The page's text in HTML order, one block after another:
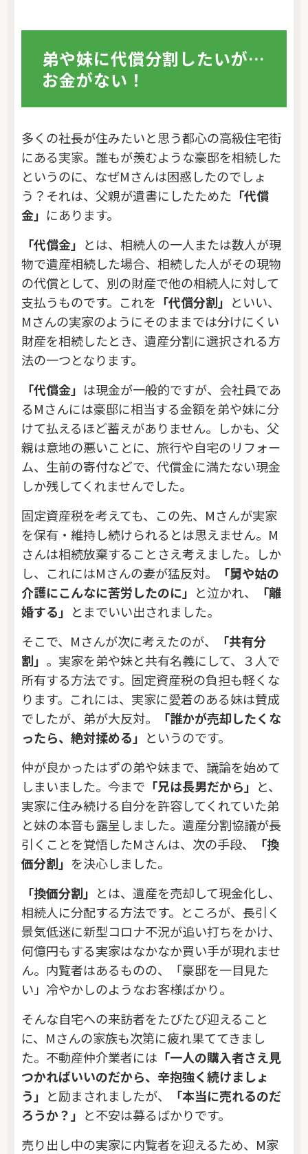
弟や妹に代償分割したいが…
お金がない！
多くの社長が住みたいと思う都心の高級住宅街
にある実家。誰もが羨むような豪邸を相続した
というのに、なぜMさんは困惑したのでしょ
う？それは、父親が遺書にしたためた 「代償
金」 にあります。
「代償金」 とは、相続人の一人または数人が現
物で遺産相続した場合、相続した人がその現物
の代償として、別の財産で他の相続人に対して
支払うものです。これを 「代償分割」 といい、
Mさんの実家のようにそのままでは分けにくい
財産を相続したとき、遺産分割に選択される方
法の一つとなります。
「代償金」 は現金が一般的ですが、会社員であ
るMさんには豪邸に相当する金額を弟や妹に分
けて払えるほど蓄えがありません。しかも、父
親は意地の悪いことに、旅行や自宅のリフォー
ム、生前の寄付などで、代償金に満たない現金
しか残してくれませんでした。
固定資産税を考えても、この先、Mさんが実家
を保有・維持し続けられるとは思えません。M
さんは相続放棄することさえ考えました。しか
し、これにはMさんの妻が猛反対。
「舅や姑の
介護にこんなに苦労したのに」 と泣かれ、
「離
婚する」 とまでいい出されました。
そこで、Mさんが次に考えたのが、
「共有分
割」 。実家を弟や妹と共有名義にして、３人で
所有する方法です。固定資産税の負担も軽くな
ります。これには、実家に愛着のある妹は賛成
でしたが、弟が大反対。
「誰かが売却したくな
ったら、絶対揉める」 というのです。
仲が良かったはずの弟や妹まで、議論を始めて
しまいました。今まで 「兄は長男だから」 と、
実家に住み続ける自分を許容してくれていた弟
と妹の本音も露呈しました。遺産分割協議が長
引くことを覚悟したMさんは、次の手段、
「換
価分割」 を決心しました。
「換価分割」 とは、遺産を売却して現金化し、
相続人に分配する方法です。ところが、長引く
景気低迷に新型コロナ不況が追い打ちをかけ、
何億円もする実家はなかなか買い手が現れませ
ん。内覧者はあるものの、「豪邸を一目見た
い」冷やかしのようなお客様ばかり。
そんな自宅への来訪者をたびたび迎えること
に、Mさんの家族も次第に疲れ果ててきまし
た。不動産仲介業者には 「一人の購入者さえ見
つかればいいのだから、辛抱強く続けましょ
う」 と励まされましたが、
「本当に売れるのだ
ろうか？」 と不安は募るばかりです。
売り出し中の実家に内覧者を迎えるため、M家